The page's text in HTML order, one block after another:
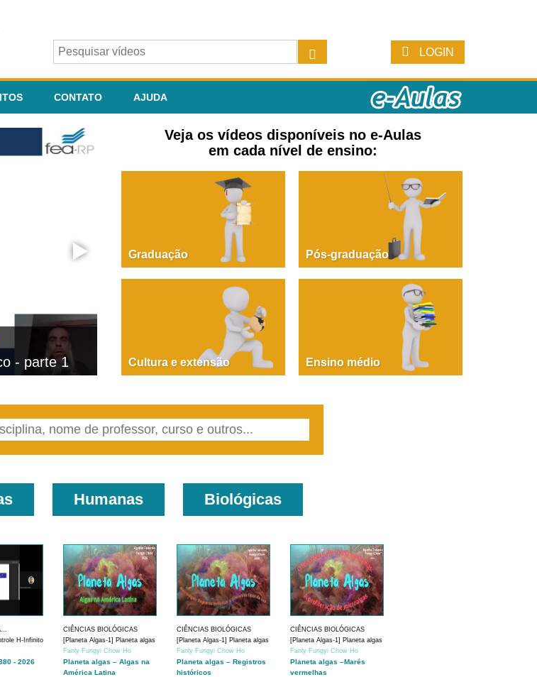
LOGIN
CONTATO AJUDA
- parte 1
PAOLA GIUSTINA BACCIN
Dire, fare, partire! Aula 1 – parte 1
Veja os vídeos disponíveis no e-Aulas
em cada nível de ensino:
Graduação Pós-graduação
Cultura e extensão Ensino médio
Humanas Biológicas
H-Infinito
- 2026
CIÊNCIAS BIOLÓGICAS
[Planeta Algas-1] Planeta algas
Fanly Fungyi Chow Ho
Planeta algas – Algas na
América Latina
CIÊNCIAS BIOLÓGICAS
[Planeta Algas-1] Planeta algas
Fanly Fungyi Chow Ho
Planeta algas – Registros
históricos
CIÊNCIAS BIOLÓGICAS
[Planeta Algas-1] Planeta algas
Fanly Fungyi Chow Ho
Planeta algas –Marés
vermelhas